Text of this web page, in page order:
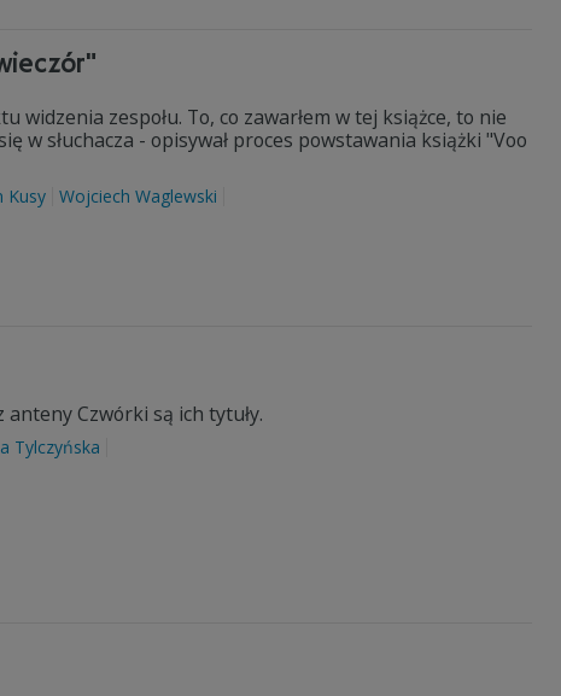
zespołu. To, co zawarłem w tej książce, to nie
w słuchacza - opisywał proces powstawania książki "Voo
Kusy Wojciech Waglewski
Czwórki są ich tytuły.
Tylczyńska